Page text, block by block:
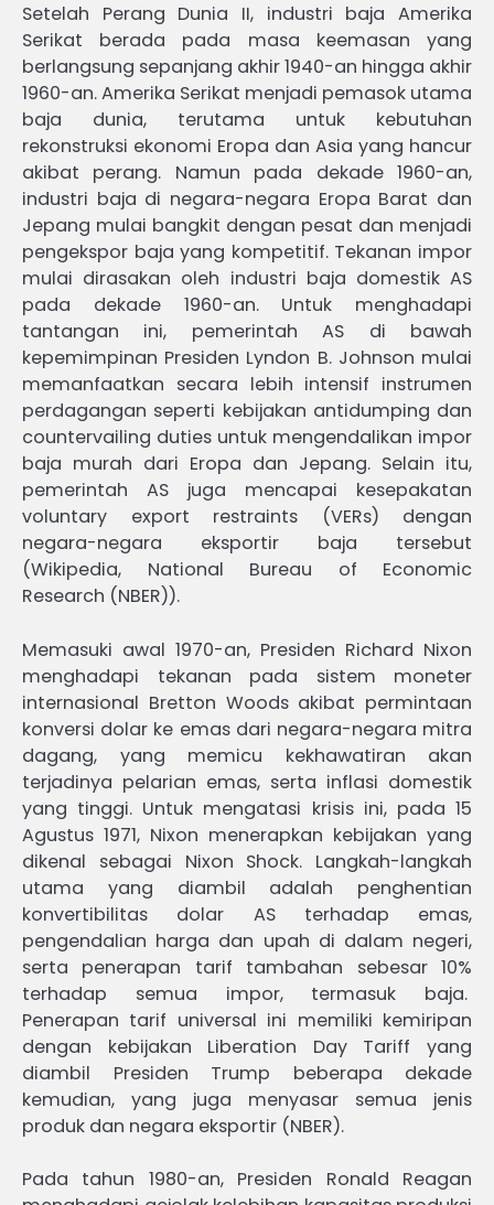
Setelah Perang Dunia II, industri baja Amerika
Serikat berada pada masa keemasan yang
berlangsung sepanjang akhir 1940-an hingga akhir
1960-an. Amerika Serikat menjadi pemasok utama
baja dunia, terutama untuk kebutuhan
rekonstruksi ekonomi Eropa dan Asia yang hancur
akibat perang. Namun pada dekade 1960-an,
industri baja di negara-negara Eropa Barat dan
Jepang mulai bangkit dengan pesat dan menjadi
pengekspor baja yang kompetitif. Tekanan impor
mulai dirasakan oleh industri baja domestik AS
pada dekade 1960-an. Untuk menghadapi
tantangan ini, pemerintah AS di bawah
kepemimpinan Presiden Lyndon B. Johnson mulai
memanfaatkan secara lebih intensif instrumen
perdagangan seperti kebijakan antidumping dan
countervailing duties untuk mengendalikan impor
baja murah dari Eropa dan Jepang. Selain itu,
pemerintah AS juga mencapai kesepakatan
voluntary export restraints (VERs) dengan
negara-negara eksportir baja tersebut
(Wikipedia, National Bureau of Economic
Research (NBER)).
Memasuki awal 1970-an, Presiden Richard Nixon
menghadapi tekanan pada sistem moneter
internasional Bretton Woods akibat permintaan
konversi dolar ke emas dari negara-negara mitra
dagang, yang memicu kekhawatiran akan
terjadinya pelarian emas, serta inflasi domestik
yang tinggi. Untuk mengatasi krisis ini, pada 15
Agustus 1971, Nixon menerapkan kebijakan yang
dikenal sebagai Nixon Shock. Langkah-langkah
utama yang diambil adalah penghentian
konvertibilitas dolar AS terhadap emas,
pengendalian harga dan upah di dalam negeri,
serta penerapan tarif tambahan sebesar 10%
terhadap semua impor, termasuk baja.
Penerapan tarif universal ini memiliki kemiripan
dengan kebijakan Liberation Day Tariff yang
diambil Presiden Trump beberapa dekade
kemudian, yang juga menyasar semua jenis
produk dan negara eksportir (NBER).
Pada tahun 1980-an, Presiden Ronald Reagan